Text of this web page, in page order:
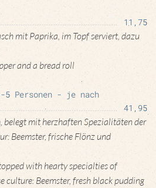
11,75
mit Paprika, im Topf serviert, dazu
and a bread roll
Personen - je nach
41,95
belegt mit herzhaften Spezialitäten der
Beemster, frische Flönz und
with hearty specialties of
culture: Beemster, fresh black pudding